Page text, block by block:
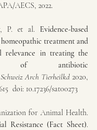
AECS, 2022.
P. et al. Evidence-based
treatment and
relevance in treating the
of antibiotic
Schweiz Arch Tierheilkd 2020,
doi: 10.17236/sat00273
Resistance (Fact Sheet).